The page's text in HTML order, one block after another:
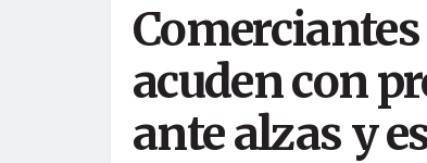
acuden con
ante alzas y